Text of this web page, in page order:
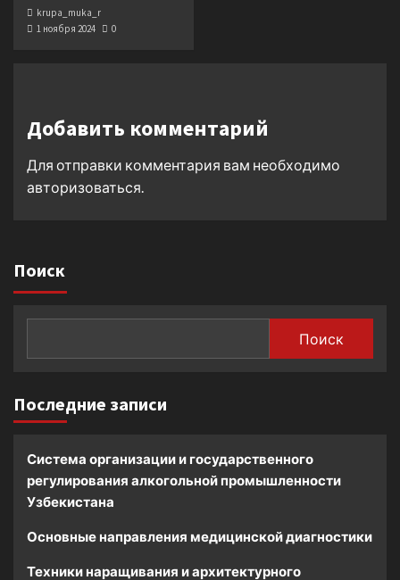
krupa_muka_r
1 ноября 2024
0
Добавить комментарий
Для отправки комментария вам необходимо
авторизоваться.
Поиск
Поиск
Последние записи
Система организации и государственного
регулирования алкогольной промышленности
Узбекистана
Основные направления медицинской диагностики
Техники наращивания и архитектурного